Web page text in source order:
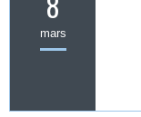
mars